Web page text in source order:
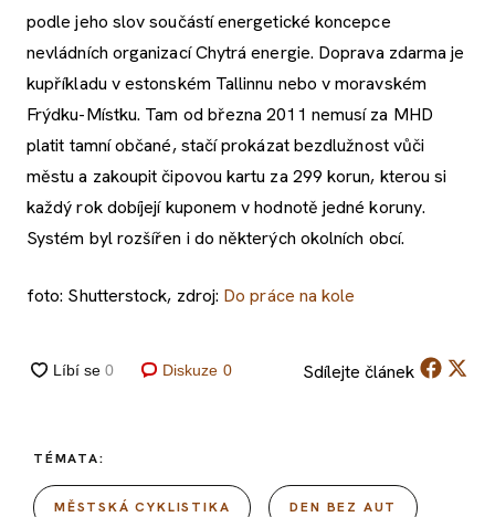
podle jeho slov součástí energetické koncepce
nevládních organizací Chytrá energie. Doprava zdarma je
kupříkladu v estonském Tallinnu nebo v moravském
Frýdku-Místku. Tam od března 2011 nemusí za MHD
platit tamní občané, stačí prokázat bezdlužnost vůči
městu a zakoupit čipovou kartu za 299 korun, kterou si
každý rok dobíjejí kuponem v hodnotě jedné koruny.
Systém byl rozšířen i do některých okolních obcí.
foto: Shutterstock, zdroj: Do práce na kole
Diskuze 0 Sdílejte článek
TÉMATA:
MĚSTSKÁ CYKLISTIKA DEN BEZ AUT